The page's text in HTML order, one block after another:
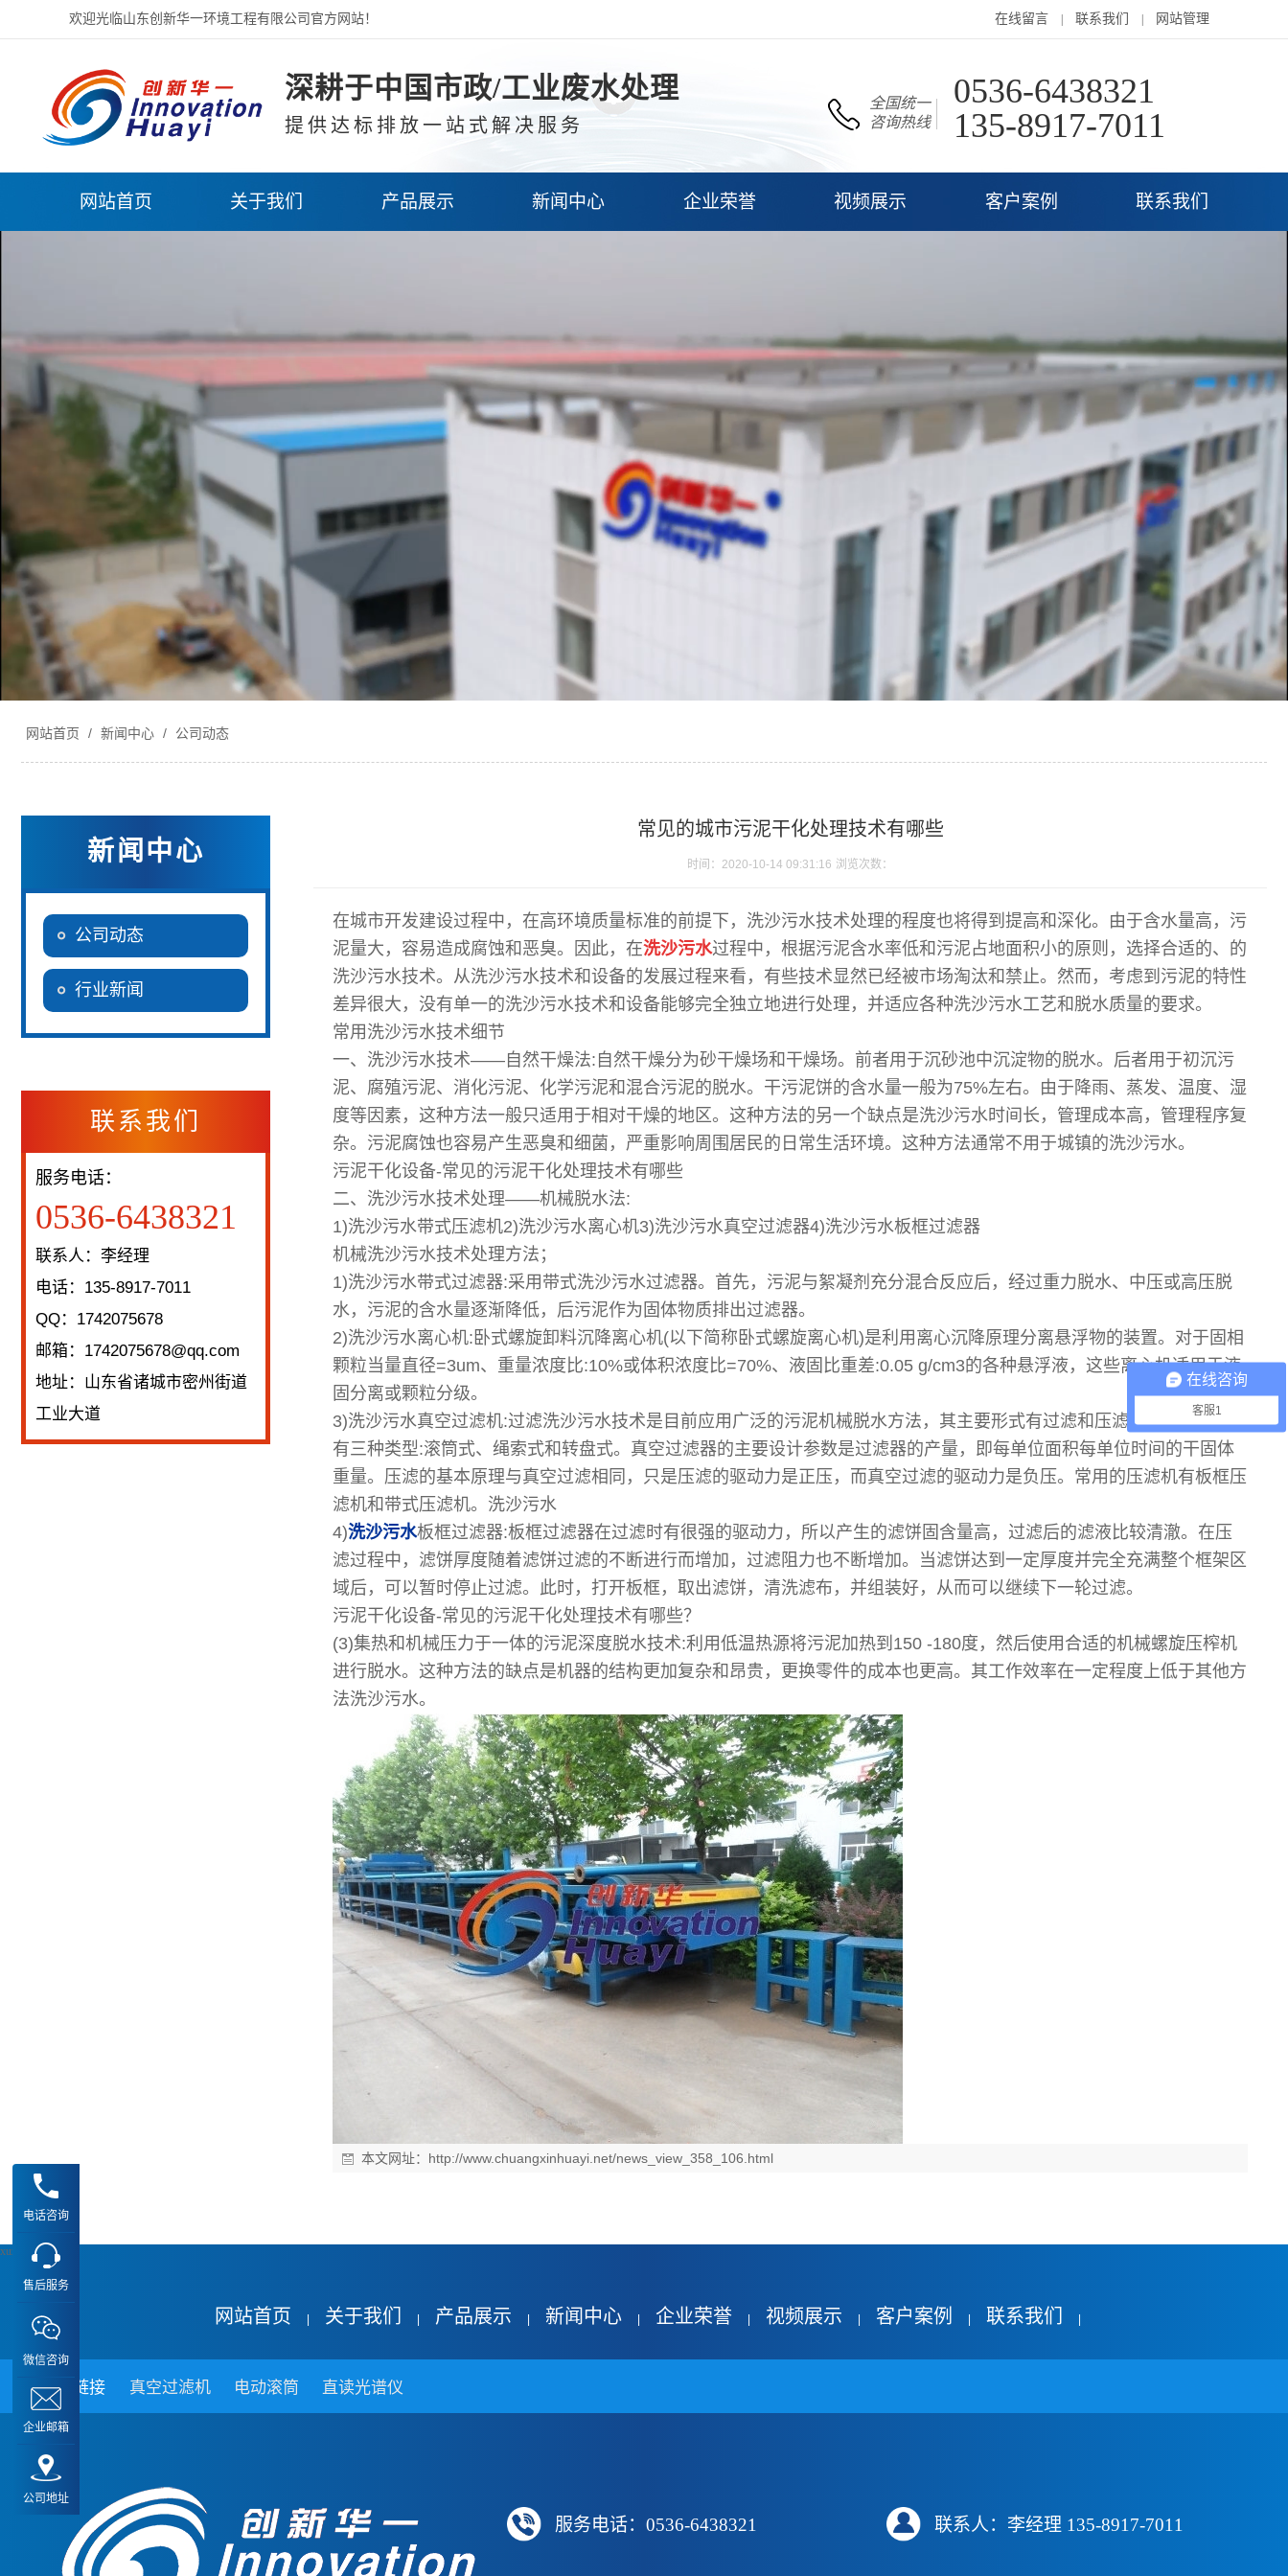
欢迎光临山东创新华一环境工程有限公司官方网站！ 在线留言 联系我们 网站管理
深耕于中国市政/工业废水处理
提供达标排放一站式解决服务
全国统一
咨询热线
0536-6438321
135-8917-7011
网站首页 关于我们 产品展示 新闻中心 企业荣誉 视频展示 客户案例 联系我们
网站首页 / 新闻中心 / 公司动态
新闻中心
公司动态
行业新闻
联系我们
服务电话：
0536-6438321
联系人：李经理
电话：135-8917-7011
QQ：1742075678
邮箱：1742075678@qq.com
地址：山东省诸城市密州街道
工业大道
常见的城市污泥干化处理技术有哪些
时间：2020-10-14 09:31:16 浏览次数：
在城市开发建设过程中，在高环境质量标准的前提下，洗沙污水技术处理的程度也将得到提高和深化。由于含水量高，污
泥量大，容易造成腐蚀和恶臭。因此，在洗沙污水过程中，根据污泥含水率低和污泥占地面积小的原则，选择合适的、的
洗沙污水技术。从洗沙污水技术和设备的发展过程来看，有些技术显然已经被市场淘汰和禁止。然而，考虑到污泥的特性
差异很大，没有单一的洗沙污水技术和设备能够完全独立地进行处理，并适应各种洗沙污水工艺和脱水质量的要求。
常用洗沙污水技术细节
一、洗沙污水技术——自然干燥法:自然干燥分为砂干燥场和干燥场。前者用于沉砂池中沉淀物的脱水。后者用于初沉污
泥、腐殖污泥、消化污泥、化学污泥和混合污泥的脱水。干污泥饼的含水量一般为75%左右。由于降雨、蒸发、温度、湿
度等因素，这种方法一般只适用于相对干燥的地区。这种方法的另一个缺点是洗沙污水时间长，管理成本高，管理程序复
杂。污泥腐蚀也容易产生恶臭和细菌，严重影响周围居民的日常生活环境。这种方法通常不用于城镇的洗沙污水。
污泥干化设备-常见的污泥干化处理技术有哪些
二、洗沙污水技术处理——机械脱水法:
1)洗沙污水带式压滤机2)洗沙污水离心机3)洗沙污水真空过滤器4)洗沙污水板框过滤器
机械洗沙污水技术处理方法；
1)洗沙污水带式过滤器:采用带式洗沙污水过滤器。首先，污泥与絮凝剂充分混合反应后，经过重力脱水、中压或高压脱
水，污泥的含水量逐渐降低，后污泥作为固体物质排出过滤器。
2)洗沙污水离心机:卧式螺旋卸料沉降离心机(以下简称卧式螺旋离心机)是利用离心沉降原理分离悬浮物的装置。对于固相
颗粒当量直径=3um、重量浓度比:10%或体积浓度比=70%、液固比重差:0.05 g/cm3的各种悬浮液，这些离心机适用于液
固分离或颗粒分级。
3)洗沙污水真空过滤机:过滤洗沙污水技术是目前应用广泛的污泥机械脱水方法，其主要形式有过滤和压滤。真空过滤器
有三种类型:滚筒式、绳索式和转盘式。真空过滤器的主要设计参数是过滤器的产量，即每单位面积每单位时间的干固体
重量。压滤的基本原理与真空过滤相同，只是压滤的驱动力是正压，而真空过滤的驱动力是负压。常用的压滤机有板框压
滤机和带式压滤机。洗沙污水
4)洗沙污水板框过滤器:板框过滤器在过滤时有很强的驱动力，所以产生的滤饼固含量高，过滤后的滤液比较清澈。在压
滤过程中，滤饼厚度随着滤饼过滤的不断进行而增加，过滤阻力也不断增加。当滤饼达到一定厚度并完全充满整个框架区
域后，可以暂时停止过滤。此时，打开板框，取出滤饼，清洗滤布，并组装好，从而可以继续下一轮过滤。
污泥干化设备-常见的污泥干化处理技术有哪些？
(3)集热和机械压力于一体的污泥深度脱水技术:利用低温热源将污泥加热到150 -180度，然后使用合适的机械螺旋压榨机
进行脱水。这种方法的缺点是机器的结构更加复杂和昂贵，更换零件的成本也更高。其工作效率在一定程度上低于其他方
法洗沙污水。
本文网址： http://www.chuangxinhuayi.net/news_view_358_106.html
电话咨询
售后服务
微信咨询
企业邮箱
公司地址
xuz
网站首页 关于我们 产品展示 新闻中心 企业荣誉 视频展示 客户案例 联系我们
友情链接 真空过滤机 电动滚筒 直读光谱仪
服务电话：0536-6438321 联系人：李经理 135-8917-7011
在线咨询
客服1